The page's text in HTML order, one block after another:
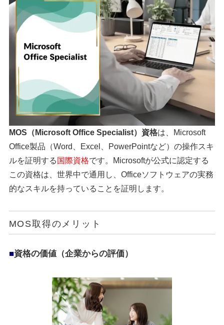
MOS（Microsoft Office Specialist）資格は、Microsoft
Office製品（Word、Excel、PowerPointなど）の操作スキ
ルを証明する 国際資格です。Microsoftが公式に認定する
この資格は、世界中で通用し、Officeソフトウェアの実務
的なスキルを持っていることを証明します。
MOS取得のメリット
■資格の価値（企業からの評価）